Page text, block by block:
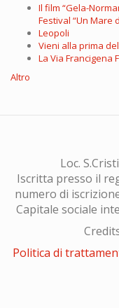
Il film “Gela-
Festival “Un Mare
Leopoli
Vieni alla prima
La Via Francigena
Altro
Loc.
Iscritta presso il
numero di
Capitale sociale
Politica di